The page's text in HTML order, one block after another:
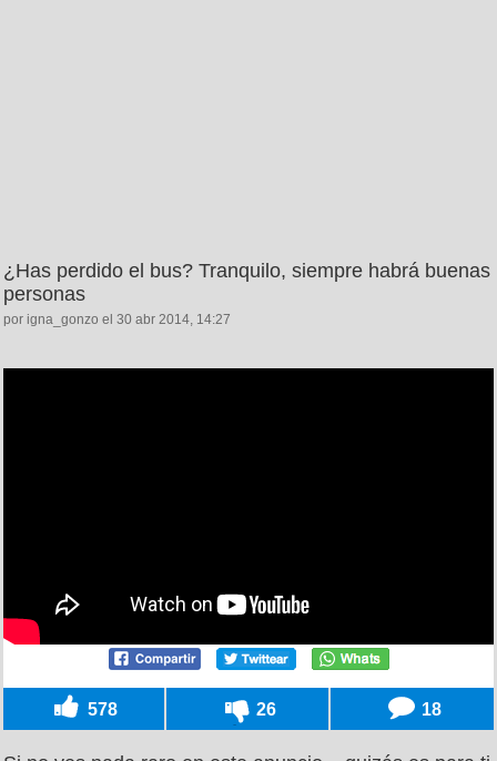
¿Has perdido el bus? Tranquilo, siempre habrá buenas
personas
por igna_gonzo el 30 abr 2014, 14:27
578 26 18